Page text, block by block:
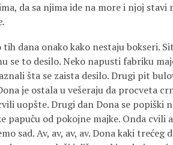
da sa njima ide na more i njoj stavi
tih dana onako kako nestaju bokseri.
se to desilo. Neko napusti fabriku
šta se zaista desilo. Drugi pit
je ostala u vešeraju da procveta
uopšte. Drugi dan Dona se popiški
papuču od pokojne majke. Onda cvili
sad. Av, av, av, av. Dona kaki